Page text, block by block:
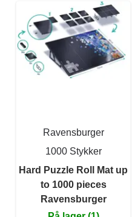
Ravensburger
1000 Stykker
Hard Puzzle Roll Mat up
to 1000 pieces
Ravensburger